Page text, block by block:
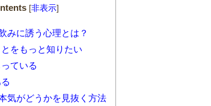
[非表示]
みに誘う心理とは？
をもっと知りたい
ている
気がどうかを見抜く方法